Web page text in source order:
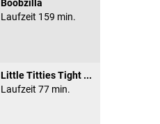
Boobzilla
Laufzeit 159 min.
Little Titties Tight ...
Laufzeit 77 min.